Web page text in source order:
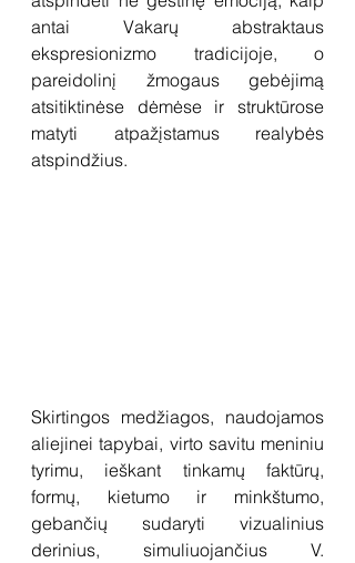
antai Vakarų abstraktaus
ekspresionizmo tradicijoje, o
pareidolinį žmogaus gebėjimą
atsitiktinėse dėmėse ir struktūrose
matyti atpažįstamus realybės
atspindžius.
Skirtingos medžiagos, naudojamos
aliejinei tapybai, virto savitu meniniu
tyrimu, ieškant tinkamų faktūrų,
formų, kietumo ir minkštumo,
gebančių sudaryti vizualinius
derinius, simuliuojančius V.